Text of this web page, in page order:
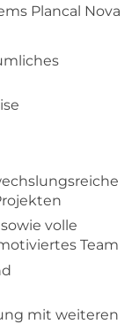
Plancal Nova
volle
Team
mit weiteren